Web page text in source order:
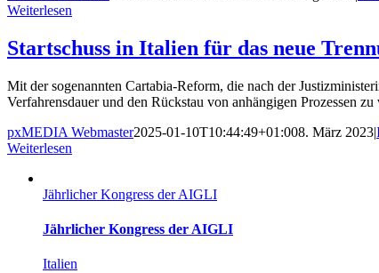
Weiterlesen
Startschuss in Italien für das neue
Mit der sogenannten Cartabia-Reform, die nach der
Verfahrensdauer und den Rückstau von anhängigen
pxMEDIA Webmaster2025-01-10T10:44:49+01:008. März 2023|
Weiterlesen
Jährlicher Kongress der AIGLI
Jährlicher Kongress der AIGLI
Italien